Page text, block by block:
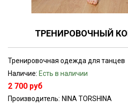
ТРЕНИРОВОЧНЫЙ
Тренировочная одежда для танцев
Наличие: Есть в наличии
2 700 руб
Производитель: NINA TORSHINA